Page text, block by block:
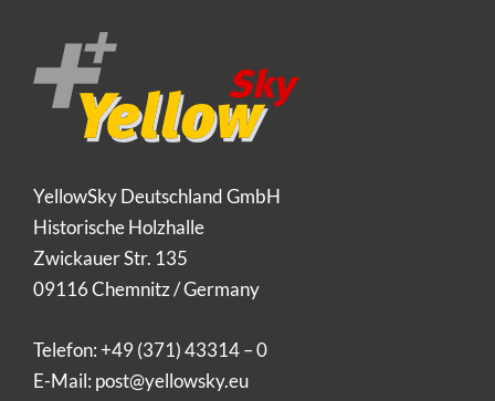
YellowSky Deutschland GmbH
Historische Holzhalle
Zwickauer Str. 135
09116 Chemnitz / Germany
Telefon:+49 (371) 43314 – 0
E-Mail: post@yellowsky.eu